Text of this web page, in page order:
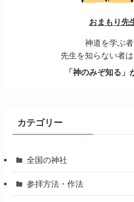
おまもり先
神道を学ぶ
先生を知らない者は
「神のみぞ知る」
カテゴリー
全国の神社
参拝方法・作法